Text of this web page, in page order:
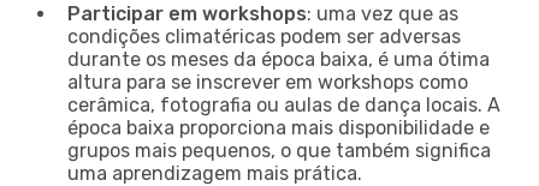
Participar em workshops: uma vez que as
condições climatéricas podem ser adversas
durante os meses da época baixa, é uma ótima
altura para se inscrever em workshops como
cerâmica, fotografia ou aulas de dança locais. A
época baixa proporciona mais disponibilidade e
grupos mais pequenos, o que também significa
uma aprendizagem mais prática.